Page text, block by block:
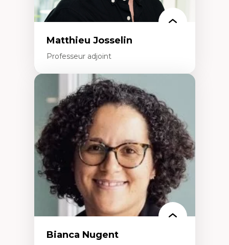
Matthieu Josselin
Professeur adjoint
Expertises
Ethnographie critique des environnements
d’apprentissage des étudiant.e.s
Approche transdisciplinaire des
compétences socioaffectives et
interculturelles
Didactique des langues secondes et
compétence pragmatique
Andragogie
Méthodologies de recherche qualitative
Bianca Nugent